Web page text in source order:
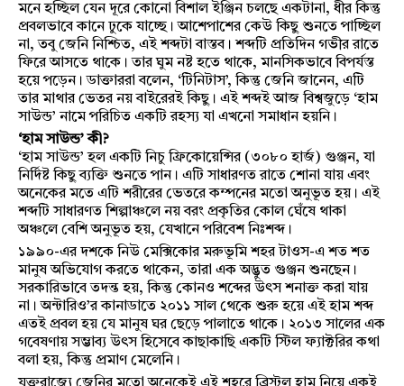
মনে হচ্ছিল যেন দূরে কোনো বিশাল ইঞ্জিন চলছে একটানা, ধীর কিন্তু
প্রবলভাবে কানে ঢুকে যাচ্ছে। আশেপাশের কেউ কিছু শুনতে পাচ্ছিল
না, তবু জেনি নিশ্চিত, এই শব্দটা বাস্তব। শব্দটি প্রতিদিন গভীর রাতে
ফিরে আসতে থাকে। তার ঘুম নষ্ট হতে থাকে, মানসিকভাবে বিপর্যস্ত
হয়ে পড়েন। ডাক্তাররা বলেন, ‘টিনিটাস’, কিন্তু জেনি জানেন, এটি
তার মাথার ভেতর নয় বাইরেরই কিছু। এই শব্দই আজ বিশ্বজুড়ে ‘হাম
সাউন্ড’ নামে পরিচিত একটি রহস্য যা এখনো সমাধান হয়নি।
‘হাম সাউন্ড’ কী?
‘হাম সাউন্ড’ হল একটি নিচু ফ্রিকোয়েন্সির (৩০৮০ হার্জ) গুঞ্জন, যা
নির্দিষ্ট কিছু ব্যক্তি শুনতে পান। এটি সাধারণত রাতে শোনা যায় এবং
অনেকের মতে এটি শরীরের ভেতরে কম্পনের মতো অনুভূত হয়। এই
শব্দটি সাধারণত শিল্পাঞ্চলে নয় বরং প্রকৃতির কোল ঘেঁষে থাকা
অঞ্চলে বেশি অনুভূত হয়, যেখানে পরিবেশ নিঃশব্দ।
১৯৯০-এর দশকে নিউ মেক্সিকোর মরুভূমি শহর টাওস-এ শত শত
মানুষ অভিযোগ করতে থাকেন, তারা এক অদ্ভুত গুঞ্জন শুনছেন।
সরকারিভাবে তদন্ত হয়, কিন্তু কোনও শব্দের উৎস শনাক্ত করা যায়
না। অন্টারিও’র কানাডাতে ২০১১ সাল থেকে শুরু হয়ে এই হাম শব্দ
এতই প্রবল হয় যে মানুষ ঘর ছেড়ে পালাতে থাকে। ২০১৩ সালের এক
গবেষণায় সম্ভাব্য উৎস হিসেবে কাছাকাছি একটি স্টিল ফ্যাক্টরির কথা
বলা হয়, কিন্তু প্রমাণ মেলেনি।